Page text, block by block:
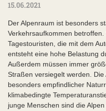
15.06.2021
Der Alpenraum ist besonders
Verkehrsaufkommen
Tagestouristen, die mit dem
entsteht eine hohe Belastung
Außerdem müssen immer
Straßen versiegelt werden.
besonders empfindlicher
klimabedingte
junge Menschen sind die